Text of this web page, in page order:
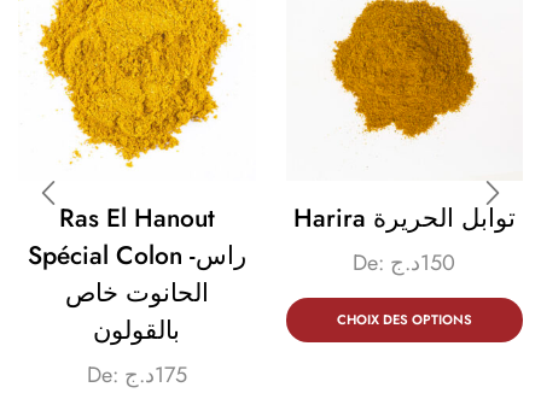
Ras El Hanout
Spécial Colon -راس
الحانوت خاص
بالقولون
De: 175د.ج
Harira توابل الحريرة
De: 150د.ج
CHOIX DES OPTIONS